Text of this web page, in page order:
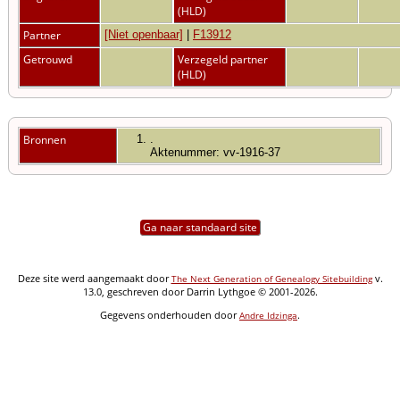
(HLD)
Partner
[Niet openbaar] F13912
Getrouwd
Verzegeld partner
(HLD)
Bronnen
Aktenummer: vv-1916-37
Ga naar standaard site
Deze site werd aangemaakt doorThe Next Generation of Genealogy Sitebuildingv.
13.0, geschreven door Darrin Lythgoe © 2001-2026.
Gegevens onderhouden doorAndre Idzinga.